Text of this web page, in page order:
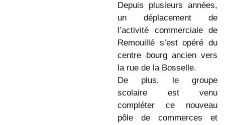
Depuis plusieurs années,
un déplacement de
l’activité commerciale de
Remouillé s’est opéré du
centre bourg ancien vers
la rue de la Bosselle.
De plus, le groupe
scolaire est venu
compléter ce nouveau
pôle de commerces et